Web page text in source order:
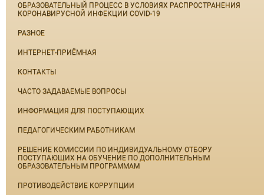
ОБРАЗОВАТЕЛЬНЫЙ ПРОЦЕСС В УСЛОВИЯХ РАСПРОСТРАНЕНИЯ
КОРОНАВИРУСНОЙ ИНФЕКЦИИ COVID-19
РАЗНОЕ
ИНТЕРНЕТ-ПРИЁМНАЯ
КОНТАКТЫ
ЧАСТО ЗАДАВАЕМЫЕ ВОПРОСЫ
ИНФОРМАЦИЯ ДЛЯ ПОСТУПАЮЩИХ
ПЕДАГОГИЧЕСКИМ РАБОТНИКАМ
РЕШЕНИЕ КОМИССИИ ПО ИНДИВИДУАЛЬНОМУ ОТБОРУ
ПОСТУПАЮЩИХ НА ОБУЧЕНИЕ ПО ДОПОЛНИТЕЛЬНЫМ
ОБРАЗОВАТЕЛЬНЫМ ПРОГРАММАМ
ПРОТИВОДЕЙСТВИЕ КОРРУПЦИИ